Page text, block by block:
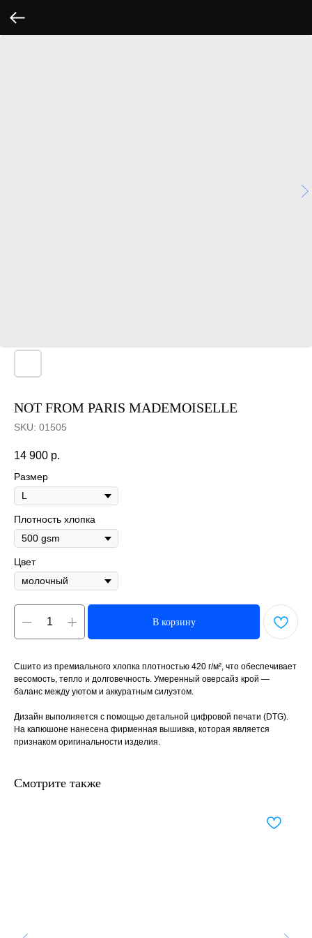
NOT FROM PARIS MADEMOISELLE
SKU: 01505
14 900 р.
Размер
Плотность хлопка
Цвет
В корзину
Сшито из премиального хлопка плотностью 420 г/м², что обеспечивает
весомость, тепло и долговечность. Умеренный оверсайз крой —
баланс между уютом и аккуратным силуэтом.
Дизайн выполняется с помощью детальной цифровой печати (DTG).
На капюшоне нанесена фирменная вышивка, которая является
признаком оригинальности изделия.
Смотрите также